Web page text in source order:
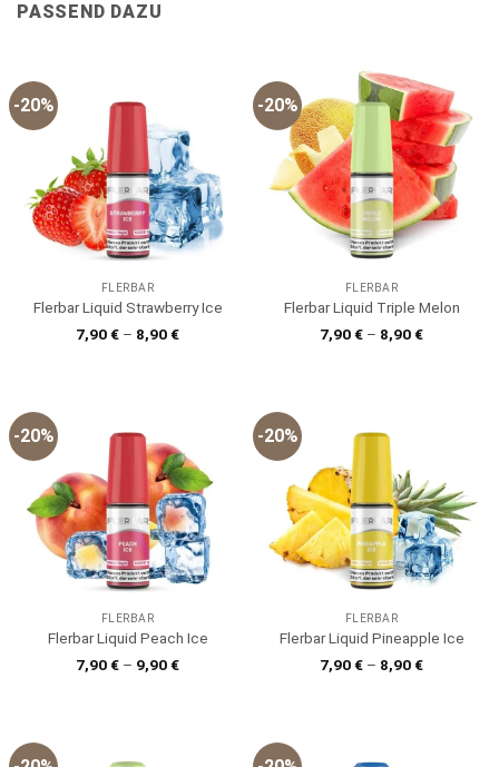
PASSEND DAZU
-20%
FLERBAR
Flerbar Liquid Strawberry Ice
7,90€ – 8,90€
-20%
FLERBAR
Flerbar Liquid Triple Melon
7,90€ – 8,90€
-20%
FLERBAR
Flerbar Liquid Peach Ice
7,90€ – 9,90€
-20%
FLERBAR
Flerbar Liquid Pineapple Ice
7,90€ – 8,90€